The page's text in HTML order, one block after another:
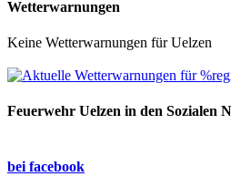
Wetterwarnungen
Keine Wetterwarnungen für Uelzen
Feuerwehr Uelzen in den Sozialen
bei facebook